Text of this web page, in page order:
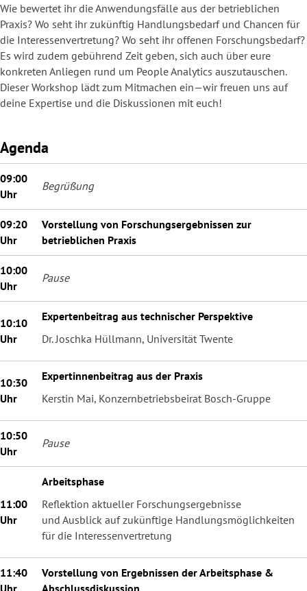
Wie bewertet ihr die Anwendungsfälle aus der betrieblichen
Praxis? Wo seht ihr zukünftig Handlungsbedarf und Chancen für
die Interessenvertretung? Wo seht ihr offenen Forschungsbedarf?
Es wird zudem gebührend Zeit geben, sich auch über eure
konkreten Anliegen rund um People Analytics auszutauschen.
Dieser Workshop lädt zum Mitmachen ein—wir freuen uns auf
deine Expertise und die Diskussionen mit euch!
Agenda
09:00
Uhr
Begrüßung
09:20
Uhr
Vorstellung von Forschungsergebnissen zur
betrieblichen Praxis
10:00
Uhr
Pause
10:10
Uhr
Expertenbeitrag aus technischer Perspektive
Dr. Joschka Hüllmann, Universität Twente
10:30
Uhr
Expertinnenbeitrag aus der Praxis
Kerstin Mai, Konzernbetriebsbeirat Bosch-Gruppe
10:50
Uhr
Pause
11:00
Uhr
Arbeitsphase
Reflektion aktueller Forschungsergebnisse
und Ausblick auf zukünftige Handlungsmöglichkeiten
für die Interessenvertretung
11:40
Uhr
Vorstellung von Ergebnissen der Arbeitsphase &
Abschlussdiskussion